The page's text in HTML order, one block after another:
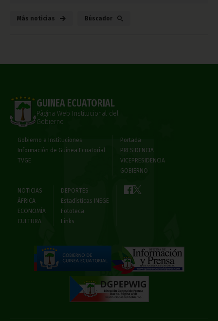
Más noticias Búscador
GUINEA ECUATORIAL
Página Web Institucional del
Gobierno
Gobierno e Instituciones
Información de Guinea Ecuatorial
TVGE
Portada
PRESIDENCIA
VICEPRESIDENCIA
GOBIERNO
NOTICIAS
ÁFRICA
ECONOMÍA
CULTURA
DEPORTES
Estadísticas INEGE
Fototeca
Links